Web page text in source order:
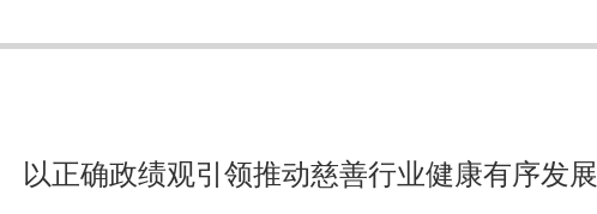
以正确政绩观引领推动慈善行业健康有序发展